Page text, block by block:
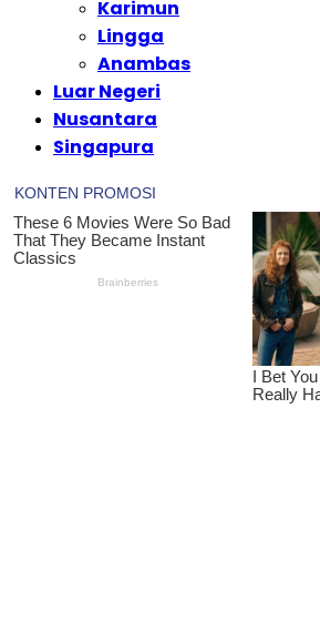
Karimun
Lingga
Anambas
Luar Negeri
Nusantara
Singapura